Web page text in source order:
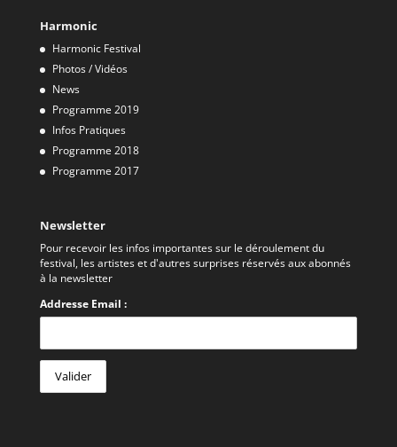
Harmonic
Harmonic Festival
Photos / Vidéos
News
Programme 2019
Infos Pratiques
Programme 2018
Programme 2017
Newsletter
Pour recevoir les infos importantes sur le déroulement du
festival, les artistes et d'autres surprises réservés aux abonnés
à la newsletter
Addresse Email :